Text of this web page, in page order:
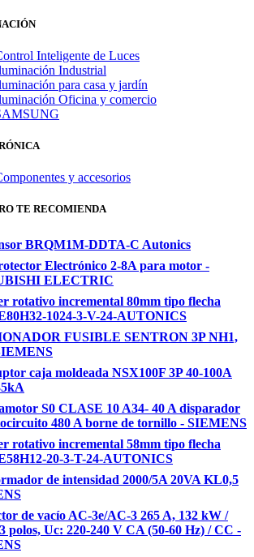
Inteligente de Luces
Industrial
para casa y jardín
Oficina y comercio
y accesorios
TE RECOMIENDA
BRQM1M-DDTA-C Autonics
Electrónico 2-8A para motor -
ELECTRIC
rotativo incremental 80mm tipo flecha
1024-3-V-24-AUTONICS
FUSIBLE SENTRON 3P NH1,
caja moldeada NSX100F 3P 40-100A
S0 CLASE 10 A34- 40 A disparador
480 A borne de tornillo - SIEMENS
rotativo incremental 58mm tipo flecha
20-3-T-24-AUTONICS
de intensidad 2000/5A 20VA KL0,5
de vacío AC-3e/AC-3 265 A, 132 kW /
polos, Uc: 220-240 V CA (50-60 Hz) / CC -